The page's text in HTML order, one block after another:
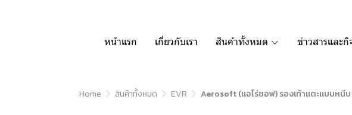
หน้าแรก เกี่ยวกับเรา สินค้าทั้งหมด ข่าวสารและกิ
Home สินค้าทั้งหมด EVR Aerosoft (แอโร่ซอฟ) รองเท้าแตะแบบหนี